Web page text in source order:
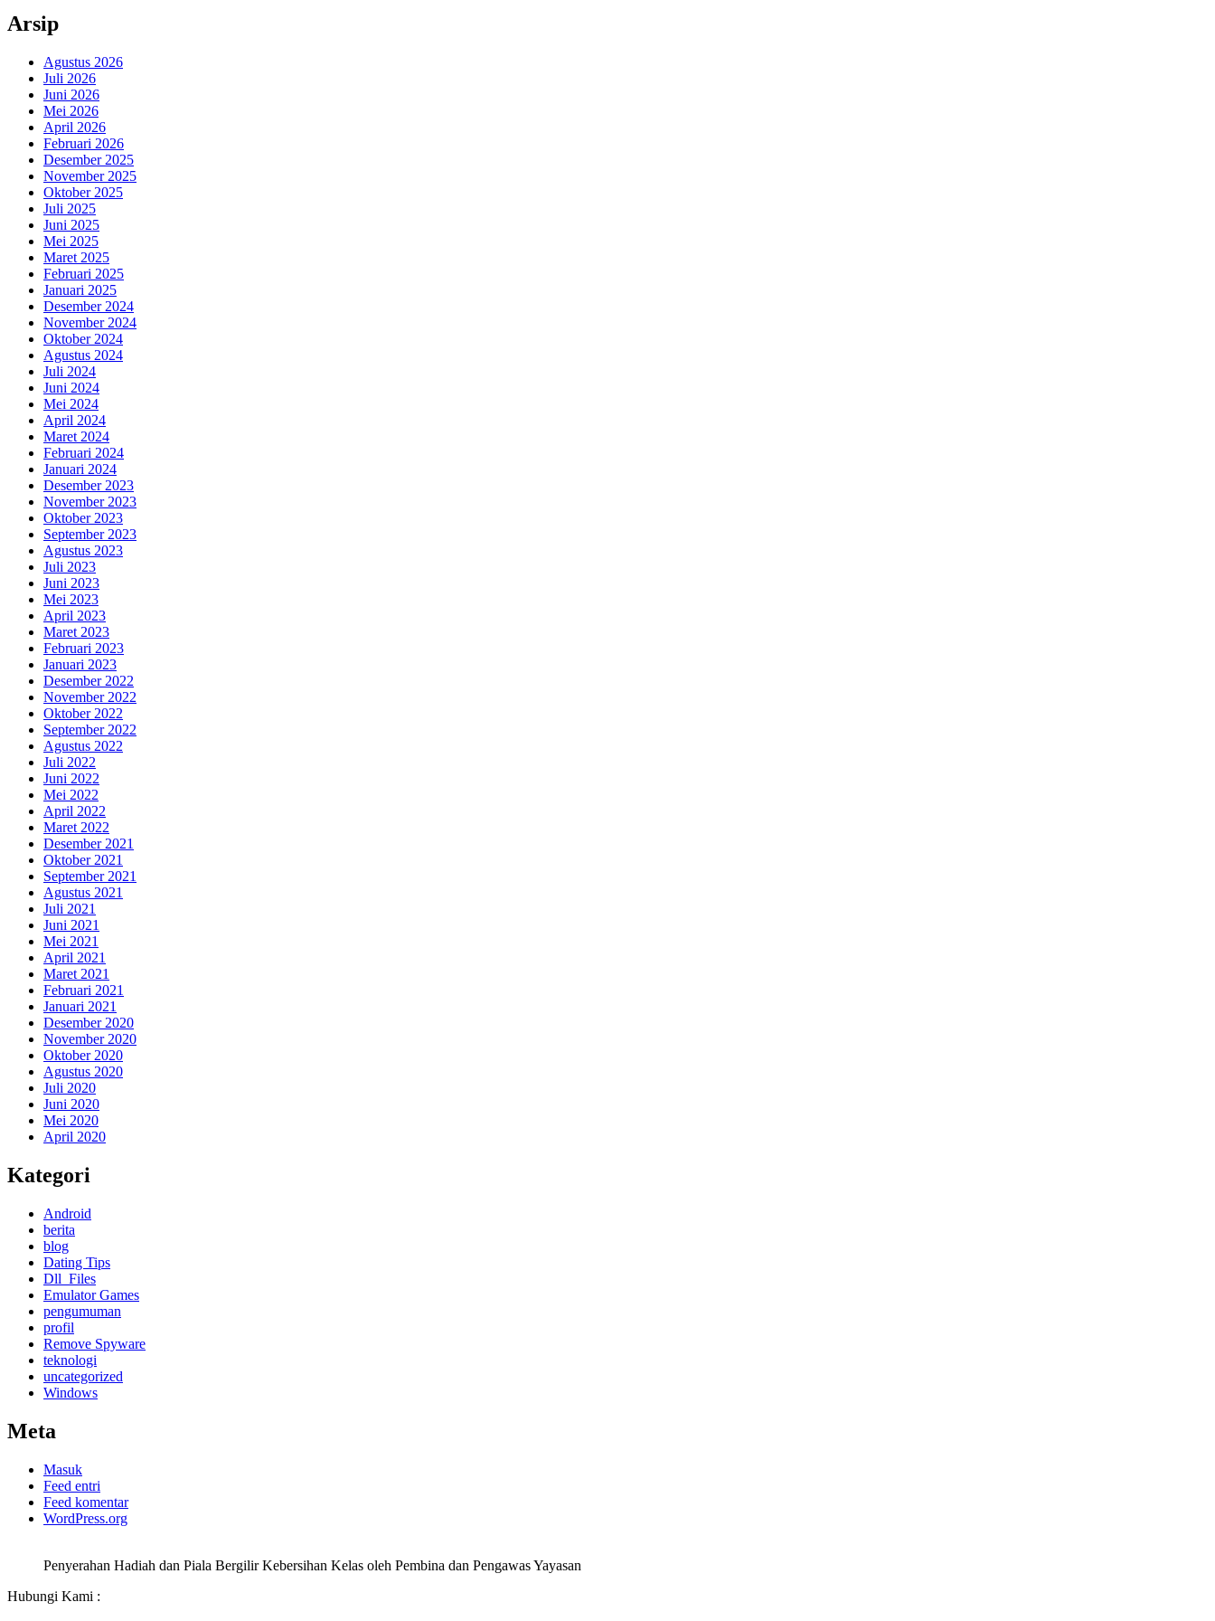
Arsip
Agustus 2026
Juli 2026
Juni 2026
Mei 2026
April 2026
Februari 2026
Desember 2025
November 2025
Oktober 2025
Juli 2025
Juni 2025
Mei 2025
Maret 2025
Februari 2025
Januari 2025
Desember 2024
November 2024
Oktober 2024
Agustus 2024
Juli 2024
Juni 2024
Mei 2024
April 2024
Maret 2024
Februari 2024
Januari 2024
Desember 2023
November 2023
Oktober 2023
September 2023
Agustus 2023
Juli 2023
Juni 2023
Mei 2023
April 2023
Maret 2023
Februari 2023
Januari 2023
Desember 2022
November 2022
Oktober 2022
September 2022
Agustus 2022
Juli 2022
Juni 2022
Mei 2022
April 2022
Maret 2022
Desember 2021
Oktober 2021
September 2021
Agustus 2021
Juli 2021
Juni 2021
Mei 2021
April 2021
Maret 2021
Februari 2021
Januari 2021
Desember 2020
November 2020
Oktober 2020
Agustus 2020
Juli 2020
Juni 2020
Mei 2020
April 2020
Kategori
Android
berita
blog
Dating Tips
Dll_Files
Emulator Games
pengumuman
profil
Remove Spyware
teknologi
uncategorized
Windows
Meta
Masuk
Feed entri
Feed komentar
WordPress.org
Penyerahan Hadiah dan Piala Bergilir Kebersihan Kelas oleh Pembina dan Pengawas Yayasan
Hubungi Kami :